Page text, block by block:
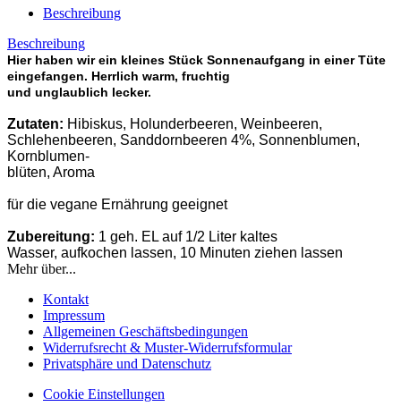
Beschreibung
Beschreibung
Hier haben wir ein kleines Stück Sonnenaufgang in einer Tüte
eingefangen. Herrlich warm, fruchtig
und unglaublich lecker.
Zutaten: Hibiskus, Holunderbeeren, Weinbeeren,
Schlehenbeeren, Sanddornbeeren 4%, Sonnenblumen,
Kornblumen-
blüten, Aroma
für die vegane Ernährung geeignet
Zubereitung: 1 geh. EL auf 1/2 Liter kaltes
Wasser, aufkochen lassen, 10 Minuten ziehen lassen
Mehr über...
Kontakt
Impressum
Allgemeinen Geschäftsbedingungen
Widerrufsrecht & Muster-Widerrufsformular
Privatsphäre und Datenschutz
Cookie Einstellungen